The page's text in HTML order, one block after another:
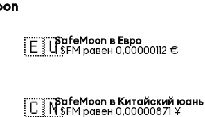
🇪🇺SafeMoon в Евро
1 SFM равен 0,00000112 €
🇨🇳SafeMoon в Китайский юань
1 SFM равен 0,00000871 ¥